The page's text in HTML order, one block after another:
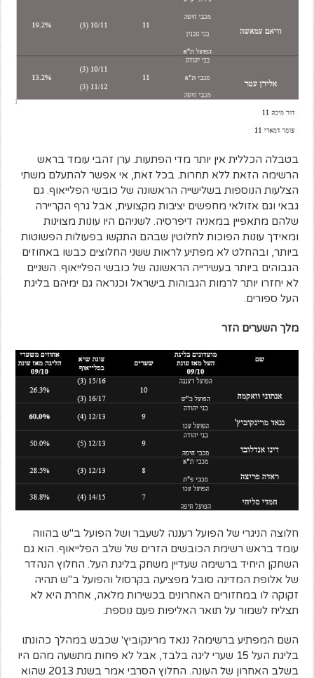
בטבלה הכללית אין יותר מדי הפתעות. ערן זהבי עומד בראש
הרשימה הזאת ללא תחרות. בכל זאת, אי אפשר להתעלם משתי
הצלעות הנוספות בשלישייה הראשונה של כובשי הפלייאוף. גם
גבאי וגם אזולאי מחפשים יציבות מקצועית, אבל גרף הקריירה
שלהם מתאפיין במאניה דיפרסיה. לשניהם היו עונות מצוינות
ומאידך עונות הפוכות לחלוטין שבהם התקשו בפעולות הפשוטות
ביותר, ובהחלט לא מפתיע לראות ששני החלוצים כבשו באחוזים
הגבוהים ביותר בעשירייה הראשונה של כובשי הפלייאוף. השניים
לא יחזרו יותר לרמות הגבוהות בישראל וכנראה גם ימיהם בליגת
העל ספורים.
מלך השערים הזר
חלוצה הניגרי של הפועל רעננה לשעבר ושל הפועל ב"ש בהווה
עומד בראש רשימת הכובשים הזרים של שלב הפלייאוף. הוא גם
השחקן היחיד ברשימה שעדיין משחק בליגת העל. החלוץ הנהדר
של אלופת המדינה סובל מפציעה בקרסול והפועל ב"ש תהיה
זקוקה לו במחזורים האחרונים בכשירות מלאה, אחרת היא לא
תצליח לשמור על תואר האליפות פעם נוספת.
השם המפתיע ברשימה? ננאד מרינקוביץ' שכבש במהלך כהונתו
בליגת העל 15 שערי ליגה בלבד, אבל לא פחות מתשעה מהם היו
בשלב האחרון של העונה. החלוץ הסרבי אמר בשנת 2013 שהוא